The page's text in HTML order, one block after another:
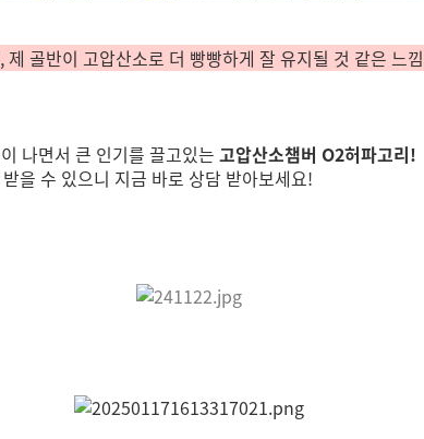
골반이 고압산소로 더 빵빵하게 잘 유지될 것 같은 느
나면서 큰 인기를 끌고있는 고압산소챔버 O2허파고리!
을 수 있으니 지금 바로 상담 받아보세요!